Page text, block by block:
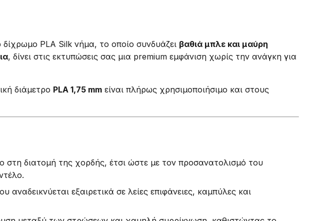
δίχρωμο PLA Silk νήμα, το οποίο συνδυάζει βαθιά μπλε και μαύρη
, δίνει στις εκτυπώσεις σας μια premium εμφάνιση χωρίς την ανάγκη για
διάμετρο PLA 1,75 mm είναι πλήρως χρησιμοποιήσιμο και στους
στη διατομή της χορδής, έτσι ώστε με τον προσανατολισμό του
αναδεικνύεται εξαιρετικά σε λείες επιφάνειες, καμπύλες και